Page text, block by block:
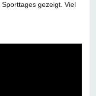
gezeigt. Viel